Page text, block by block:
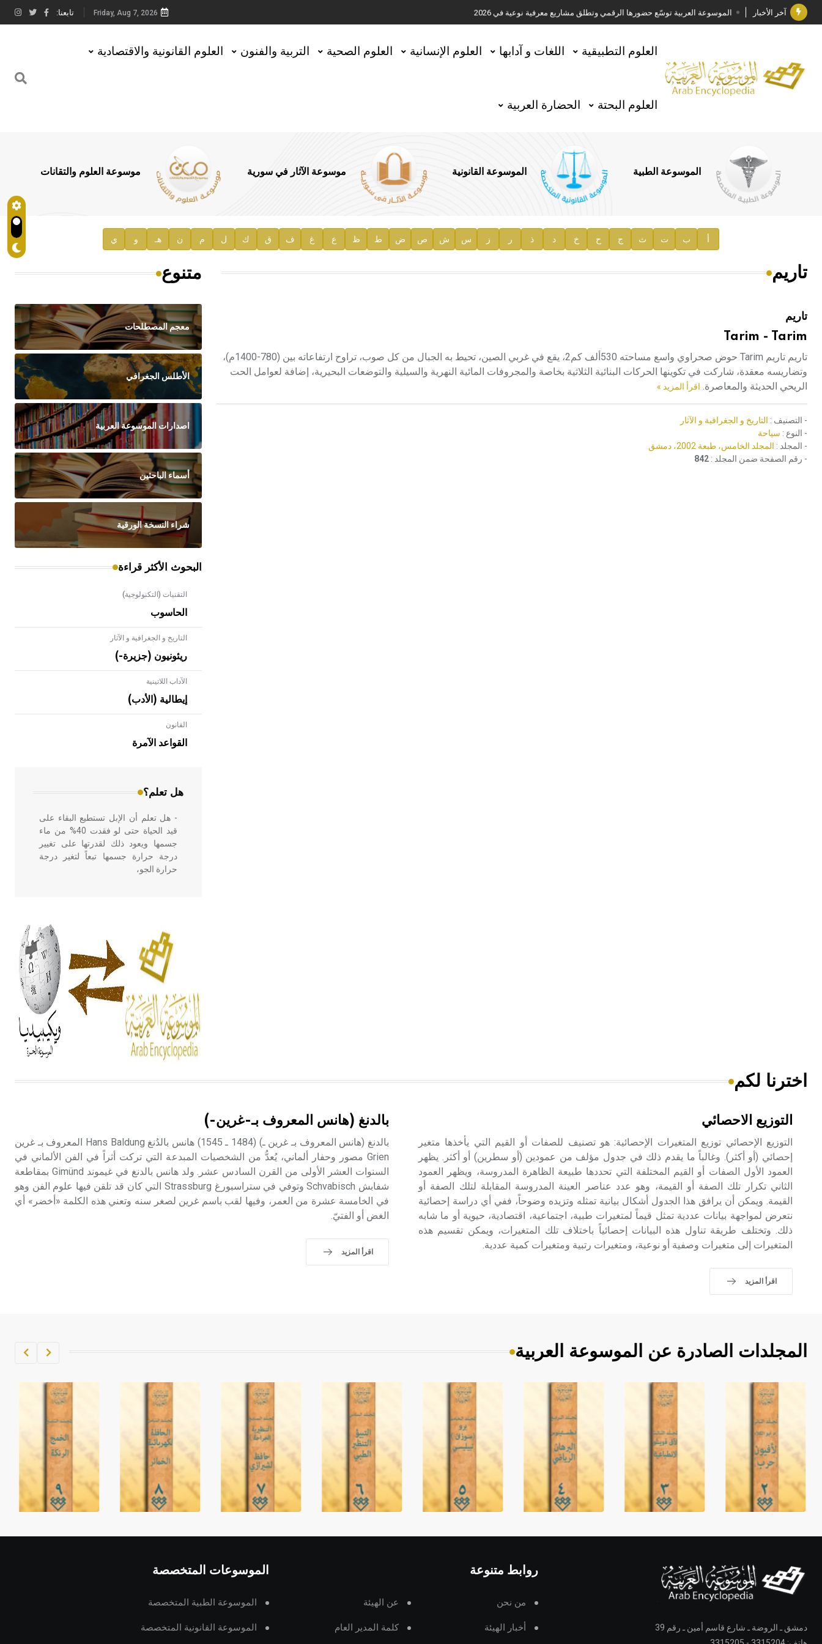
آخر الأخبار الموسوعة العربية توسّع حضورها الرقمي وتطلق مشاريع معرفية نوعية في 2026
جائزة مجمع الملك سلمان العالمي للغة العربية 2025
الأستاذ إياد خالد الطباع مدير عام لهيئة الموسوعة العربية
السيد محمد ياسين صالح وزيرا للثقافة
توصيات مجلس الإدارة
صدور المجلد السابع من موسوعة الآثار في سورية
إعلان..
Friday, Aug 7, 2026 تابعنا:
العلوم التطبيقية اللغات و آدابها العلوم الإنسانية العلوم الصحية التربية والفنون العلوم القانونية والاقتصادية
العلوم البحتة الحضارة العربية
الموسوعة الطبية الموسوعة القانونية موسوعة الآثار في سورية موسوعة العلوم والتقانات
أ ب ت ث ج ح خ د ذ ر ز س ش ص ض ط ظ ع غ ف ق ك ل م ن هـ و ي
تاريم
تاريم
Tarim - Tarim
تاريم تاريم Tarim حوض صحراوي واسع مساحته 530ألف كم2، يقع في غربي الصين، تحيط به الجبال من كل صوب، تراوح ارتفاعاته بين (780-1400م)،
وتضاريسه معقدة، شاركت في تكوينها الحركات البنائية الثلاثية بخاصة والمجروفات المائية النهرية والسيلية والتوضعات البحيرية، إضافة لعوامل الحت
الريحي الحديثة والمعاصرة. اقرأ المزيد »
- التصنيف : التاريخ و الجغرافية و الآثار
- النوع : سياحة
- المجلد : المجلد الخامس، طبعة 2002، دمشق
- رقم الصفحة ضمن المجلد : 842
متنوع
معجم المصطلحات
الأطلس الجغرافي
اصدارات الموسوعة العربية
أسماء الباحثين
شراء النسخة الورقية
البحوث الأكثر قراءة
التقنيات (التكنولوجية)
الحاسوب
التاريخ و الجغرافية و الآثار
ريئونيون (جزيرة-)
الآداب اللاتينية
إيطالية (الأدب)
القانون
القواعد الآمرة
هل تعلم؟
- هل تعلم أن الأبلق نوع من الفنون
الهندسية التي ارتبطت بالعمارة الإسلامية
في بلاد الشام ومصر خاصة، حيث يحرص
- هل تعلم أن الإبل تستطيع البقاء على
قيد الحياة حتى لو فقدت 40% من ماء
جسمها ويعود ذلك لقدرتها على تغيير
درجة حرارة جسمها تبعاً لتغير درجة
حرارة الجو،
أربعة مؤلفات هي: الحكم، الأدلة، تنظيم
التغذية، ورسالته في جروح الرأس.
ويعود له الفضل بأنه حرر الطب من
الدين والفلسفة.
- هل تعلم أن المرجان إفراز حيواني
يتكون في البحر ويتركب من مادة
كربونات الكلسيوم، وهو أحمر أو شديد
الحمرة وهو أجود أنواعه، ويمتاز بكبر
الحجم ويسمى الش
الإنكليزية أب
- هل تعلم أن أبجر Abgar اسم معروف
جيداً يعود إلى عدد من الملوك الذين
اخترنا لكم
التوزيع الاحصائي
التوزيع الإحصائي توزيع المتغيرات الإحصائية: هو تصنيف للصفات أو القيم التي يأخذها متغير
إحصائي (أو أكثر). وغالباً ما يقدم ذلك في جدول مؤلف من عمودين (أو سطرين) أو أكثر. يظهر
العمود الأول الصفات أو القيم المختلفة التي تحددها طبيعة الظاهرة المدروسة، ويظهر العمود
الثاني تكرار تلك الصفة أو القيمة، وهو عدد عناصر العينة المدروسة المقابلة لتلك الصفة أو
القيمة. ويمكن أن يرافق هذا الجدول أشكال بيانية تمثله وتزيده وضوحاً، ففي أي دراسة إحصائية
نتعرض لمواجهة بيانات عددية تمثل قيماً لمتغيرات طبية، اجتماعية، اقتصادية، حيوية أو ما شابه
ذلك. وتختلف طريقة تناول هذه البيانات إحصائياً باختلاف تلك المتغيرات، ويمكن تقسيم هذه
المتغيرات إلى متغيرات وصفية أو نوعية، ومتغيرات رتبية ومتغيرات كمية عددية.
اقرأ المزيد
بالدنغ (هانس المعروف بـ-غرين-)
بالدنغ (هانس المعروف بـ غرين ـ) (1484 ـ 1545) هانس بالدُنغ Hans Baldung المعروف بـ غرين
Grien مصور وحفار ألماني، يُعدُّ من الشخصيات المبدعة التي تركت أثراً في الفن الألماني في
السنوات العشر الأولى من القرن السادس عشر. ولد هانس بالدنغ في غيموند Gimünd بمقاطعة
شفابش Schvabisch وتوفي في ستراسبورغ Strassburg التي كان قد تلقن فيها علوم الفن وهو
في الخامسة عشرة من العمر، وفيها لقب باسم غرين لصغر سنه وتعني هذه الكلمة «أخضر» أي
الغض أو الفتيّ.
اقرأ المزيد
المجلدات الصادرة عن الموسوعة العربية
دمشق ـ الروضة ـ شارع قاسم أمين ـ رقم 39
روابط متنوعة
من نحن عن الهيئة
أخبار الهيئة كلمة المدير العام
الموسوعات المتخصصة
الموسوعة الطبية المتخصصة
الموسوعة القانونية المتخصصة